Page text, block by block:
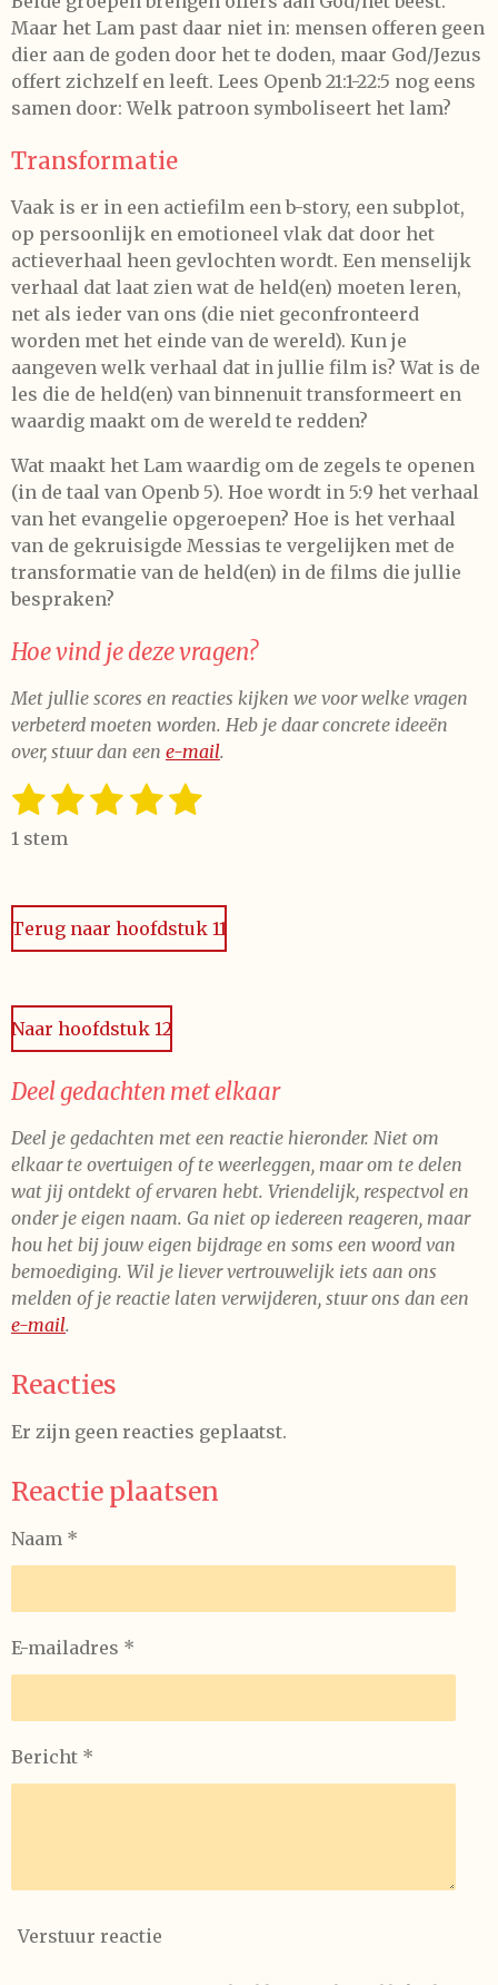
Maar het Lam past daar niet in: mensen offeren geen
dier aan de goden door het te doden, maar God/Jezus
offert zichzelf en leeft. Lees Openb 21:1-22:5 nog eens
samen door: Welk patroon symboliseert het lam?
Transformatie
Vaak is er in een actiefilm een b-story, een subplot,
op persoonlijk en emotioneel vlak dat door het
actieverhaal heen gevlochten wordt. Een menselijk
verhaal dat laat zien wat de held(en) moeten leren,
net als ieder van ons (die niet geconfronteerd
worden met het einde van de wereld). Kun je
aangeven welk verhaal dat in jullie film is? Wat is de
les die de held(en) van binnenuit transformeert en
waardig maakt om de wereld te redden?
Wat maakt het Lam waardig om de zegels te openen
(in de taal van Openb 5). Hoe wordt in 5:9 het verhaal
van het evangelie opgeroepen? Hoe is het verhaal
van de gekruisigde Messias te vergelijken met de
transformatie van de held(en) in de films die jullie
bespraken?
Hoe vind je deze vragen?
Met jullie scores en reacties kijken we voor welke vragen
verbeterd moeten worden. Heb je daar concrete ideeën
over, stuur dan een e-mail.
R
a
t
n
g
:
s
t
r
e
n
1
s
e
r
2
s
e
r
e
n
3
e
r
e
n
4
e
r
e
n
5
e
r
e
n
S
e
n
1 stem
Terug naar hoofdstuk 11
Naar hoofdstuk 12
Deel gedachten met elkaar
Deel je gedachten met een reactie hieronder. Niet om
elkaar te overtuigen of te weerleggen, maar om te delen
wat jij ontdekt of ervaren hebt. Vriendelijk, respectvol en
onder je eigen naam. Ga niet op iedereen reageren, maar
hou het bij jouw eigen bijdrage en soms een woord van
bemoediging. Wil je liever vertrouwelijk iets aan ons
melden of je reactie laten verwijderen, stuur ons dan een
e-mail.
Reacties
Er zijn geen reacties geplaatst.
Reactie plaatsen
Naam *
E-mailadres *
Bericht *
Verstuur reactie